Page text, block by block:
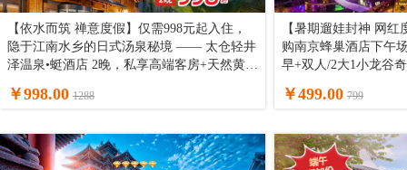
【依水而筑 禅意度假】仅需998元起入住，
隐于江南水乡的日式汤泉秘境 —— 太仓轻井
泽温泉•蜓酒店 2晚，私享高端客房+天然黄金
￥998.00 1288
【暑期遛娃封神 网红
购南京蜂巢酒店下午
早+双人/2大1小龙谷
￥499.00 799